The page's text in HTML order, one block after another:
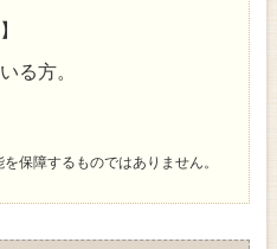
る方。
保障するものではありません。